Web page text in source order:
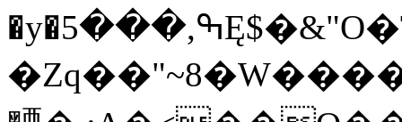
�y�ߒ,���5Ę$�&"O�T�qP��u8;M�>�jN�j����k�